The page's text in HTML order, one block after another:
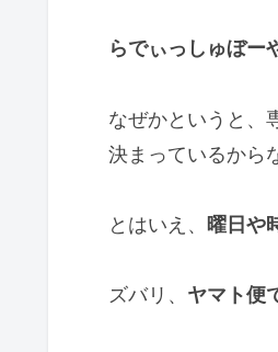
らでぃっしゅぼー
なぜかというと、
決まっているから
とはいえ、 曜日や
ズバリ、 ヤマト便